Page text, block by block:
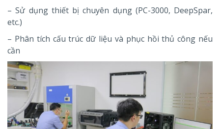
– Sử dụng thiết bị chuyên dụng (PC-3000, DeepSpar,
etc.)
– Phân tích cấu trúc dữ liệu và phục hồi thủ công nếu
cần